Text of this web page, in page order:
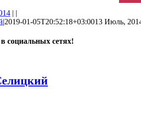
| |
|2019-01-05T20:52:18+03:0013 Июль,
социальных сетях!